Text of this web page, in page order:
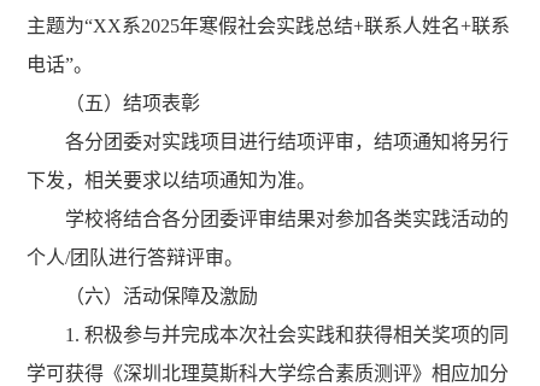
主题为“XX系2025年寒假社会实践总结+联系人姓名+联系
电话”。
（五）结项表彰
各分团委对实践项目进行结项评审，结项通知将另行
下发，相关要求以结项通知为准。
学校将结合各分团委评审结果对参加各类实践活动的
个人/团队进行答辩评审。
（六） 活动保障及激励
1.积极参与并完成本次社会实践和获得相关奖项的同
学可获得《深圳北理莫斯科大学综合素质测评》相应加分